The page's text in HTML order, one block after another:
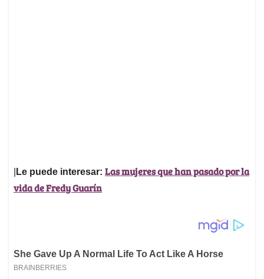
Le puede interesar: Las mujeres que han pasado por la
vida de Fredy Guarín